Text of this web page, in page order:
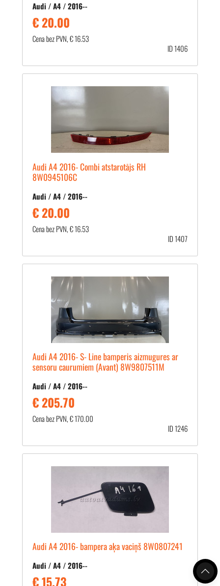
Audi / A4 / 2016--
€ 20.00
Cena bez PVN, € 16.53
ID 1406
Audi A4 2016- Combi atstarotājs RH
8W0945106C
Audi / A4 / 2016--
€ 20.00
Cena bez PVN, € 16.53
ID 1407
Audi A4 2016- S- Line bamperis aizmugures ar
sensoru caurumiem (Avant) 8W9807511M
Audi / A4 / 2016--
€ 205.70
Cena bez PVN, € 170.00
ID 1246
Audi A4 2016- bampera aķa vaciņš 8W0807241
Audi / A4 / 2016--
€ 15.73